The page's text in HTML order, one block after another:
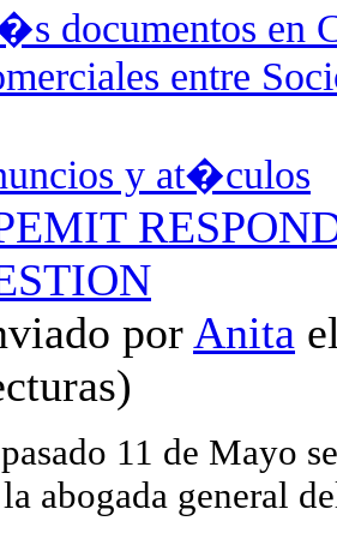
documentos en
entre
y at�culos
por Anita
)
11 de Mayo
abogada general